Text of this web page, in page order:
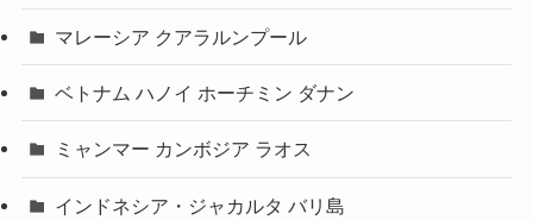
マレーシア クアラルンプール
ベトナム ハノイ ホーチミン ダナン
ミャンマー カンボジア ラオス
インドネシア・ジャカルタ バリ島